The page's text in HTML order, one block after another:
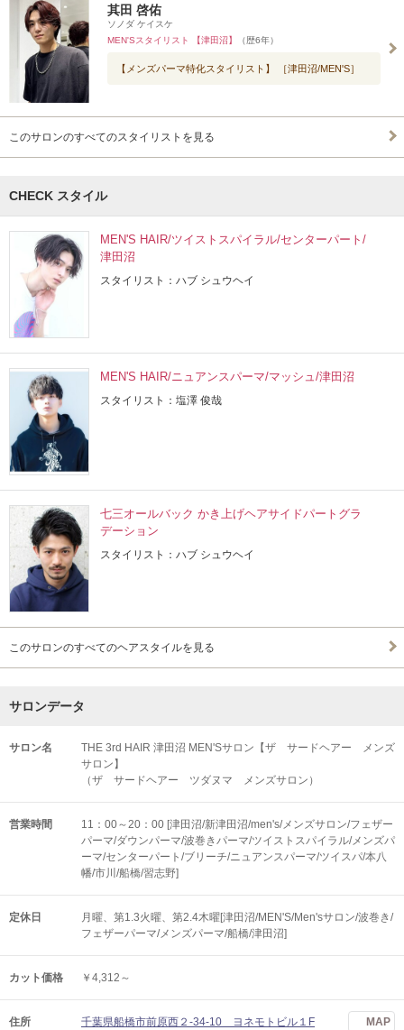
其田 啓佑
ソノダ ケイスケ
MEN'Sスタイリスト 【津田沼】
（歴6年）
【メンズパーマ特化スタイリスト】 ［津田沼/MEN'S］
このサロンのすべてのスタイリストを見る
CHECK スタイル
MEN'S HAIR/ツイストスパイラル/センターパート/
津田沼
スタイリスト：ハブ シュウヘイ
MEN'S HAIR/ニュアンスパーマ/マッシュ/津田沼
スタイリスト：塩澤 俊哉
七三オールバック かき上げヘアサイドパートグラ
デーション
スタイリスト：ハブ シュウヘイ
このサロンのすべてのヘアスタイルを見る
サロンデータ
サロン名
THE 3rd HAIR 津田沼 MEN'Sサロン【ザ サードヘアー メンズ
サロン】
（ザ サードヘアー ツダヌマ メンズサロン）
営業時間
11：00～20：00 [津田沼/新津田沼/men's/メンズサロン/フェザー
パーマ/ダウンパーマ/波巻きパーマ/ツイストスパイラル/メンズパ
ーマ/センターパート/ブリーチ/ニュアンスパーマ/ツイスパ/本八
幡/市川/船橋/習志野]
定休日
月曜、第1.3火曜、第2.4木曜[津田沼/MEN'S/Men'sサロン/波巻き/
フェザーパーマ/メンズパーマ/船橋/津田沼]
カット価格 ￥4,312～
住所 千葉県船橋市前原西２-34-10 ヨネモトビル１F MAP